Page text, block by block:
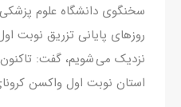
سخنگوی دانشگاه علوم پزشکی
روزهای پایانی تزریق نوبت
استان نوبت اول واکسن